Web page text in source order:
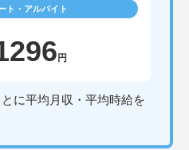
ト・アルバイト
円
に平均月収・平均時給を